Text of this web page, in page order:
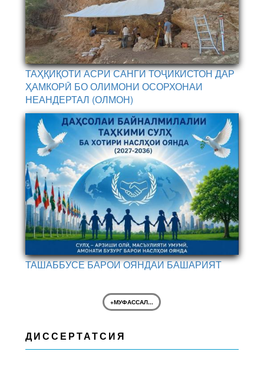
ТАҲҚИҚОТИ АСРИ САНГИ ТОҶИКИСТОН ДАР
ҲАМКОРӢ БО ОЛИМОНИ ОСОРХОНАИ
НЕАНДЕРТАЛ (ОЛМОН)
ТАШАББУСЕ БАРОИ ОЯНДАИ БАШАРИЯТ
+МУФАССАЛ...
ДИССЕРТАТСИЯ